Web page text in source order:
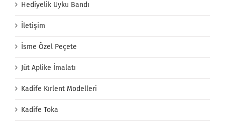
Hediyelik Uyku Bandı
İletişim
İsme Özel Peçete
Jüt Aplike İmalatı
Kadife Kırlent Modelleri
Kadife Toka